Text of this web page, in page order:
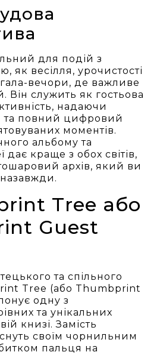
для подій з
як весілля, урочистості
вечори, де важливе
Він служить як гостьова
надаючи
та повний цифровий
моментів.
альбому та
дає краще з обох світів,
архів, який ви
Tree або
Guest
та спільного
Tree (або Thumbprint
одну з
та унікальних
книзі. Замість
своїм чорнильним
пальця на